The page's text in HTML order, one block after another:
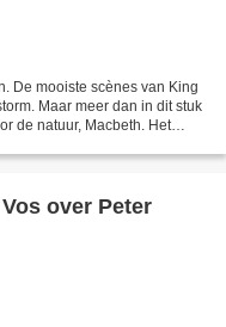
De mooiste scènes van King
Maar meer dan in dit stuk
de natuur, Macbeth. Het
over Peter